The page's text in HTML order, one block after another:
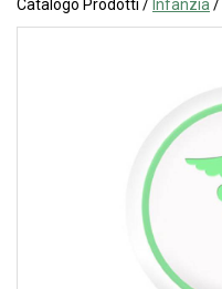
Catalogo Prodotti / Infanzia /